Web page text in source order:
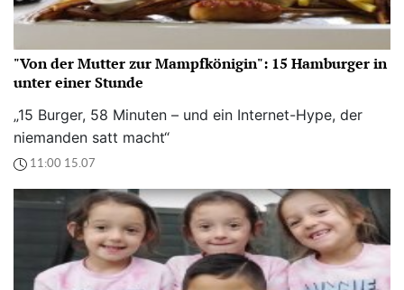
"Von der Mutter zur Mampfkönigin": 15 Hamburger in
unter einer Stunde
„15 Burger, 58 Minuten – und ein Internet-Hype, der
niemanden satt macht“
11:00 15.07